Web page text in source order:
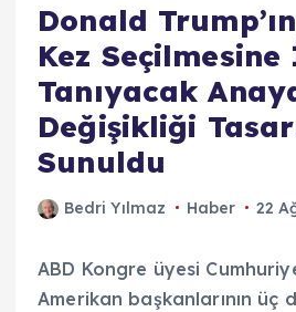
Donald
Kez
Tanıyacak
Değişikliği
Sunuldu
Bedri Yılmaz Haber 22
ABD Kongre üyesi
Amerikan başkanlarının üç